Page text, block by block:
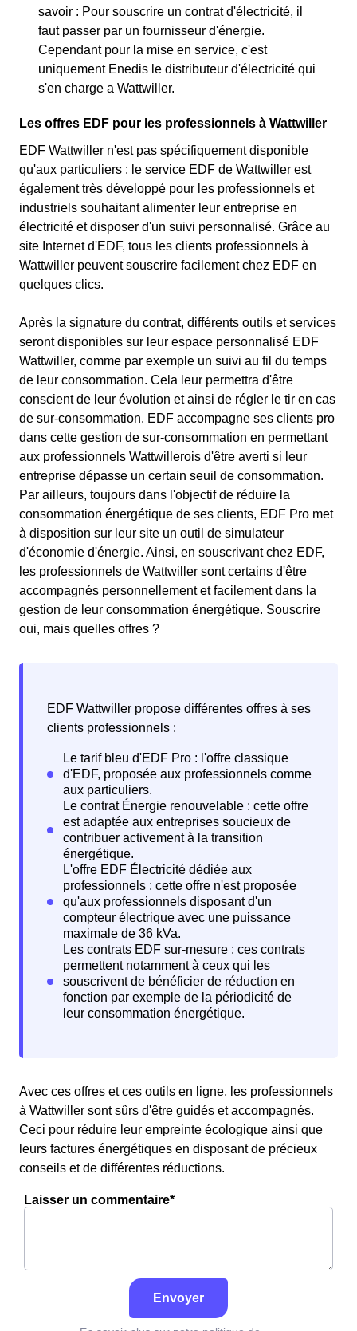
savoir : Pour souscrire un contrat d'électricité, il
faut passer par un fournisseur d'énergie.
Cependant pour la mise en service, c'est
uniquement Enedis le distributeur d'électricité qui
s'en charge a Wattwiller.
Les offres EDF pour les professionnels à Wattwiller
EDF Wattwiller n'est pas spécifiquement disponible
qu'aux particuliers : le service EDF de Wattwiller est
également très développé pour les professionnels et
industriels souhaitant alimenter leur entreprise en
électricité et disposer d'un suivi personnalisé. Grâce au
site Internet d'EDF, tous les clients professionnels à
Wattwiller peuvent souscrire facilement chez EDF en
quelques clics.
Après la signature du contrat, différents outils et services
seront disponibles sur leur espace personnalisé EDF
Wattwiller, comme par exemple un suivi au fil du temps
de leur consommation. Cela leur permettra d'être
conscient de leur évolution et ainsi de régler le tir en cas
de sur-consommation. EDF accompagne ses clients pro
dans cette gestion de sur-consommation en permettant
aux professionnels Wattwillerois d'être averti si leur
entreprise dépasse un certain seuil de consommation.
Par ailleurs, toujours dans l'objectif de réduire la
consommation énergétique de ses clients, EDF Pro met
à disposition sur leur site un outil de simulateur
d'économie d'énergie. Ainsi, en souscrivant chez EDF,
les professionnels de Wattwiller sont certains d'être
accompagnés personnellement et facilement dans la
gestion de leur consommation énergétique. Souscrire
oui, mais quelles offres ?
EDF Wattwiller propose différentes offres à ses
clients professionnels :
Avec ces offres et ces outils en ligne, les professionnels
à Wattwiller sont sûrs d'être guidés et accompagnés.
Ceci pour réduire leur empreinte écologique ainsi que
leurs factures énergétiques en disposant de précieux
conseils et de différentes réductions.
Laisser un commentaire*
Envoyer